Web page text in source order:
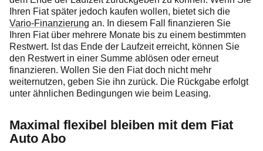
Ihren Fiat später jedoch kaufen wollen, bietet sich die
Vario-Finanzierung an. In diesem Fall finanzieren Sie
Ihren Fiat über mehrere Monate bis zu einem bestimmten
Restwert. Ist das Ende der Laufzeit erreicht, können Sie
den Restwert in einer Summe ablösen oder erneut
finanzieren. Wollen Sie den Fiat doch nicht mehr
weiternutzen, geben Sie ihn zurück. Die Rückgabe erfolgt
unter ähnlichen Bedingungen wie beim Leasing.
Maximal flexibel bleiben mit dem Fiat
Auto Abo